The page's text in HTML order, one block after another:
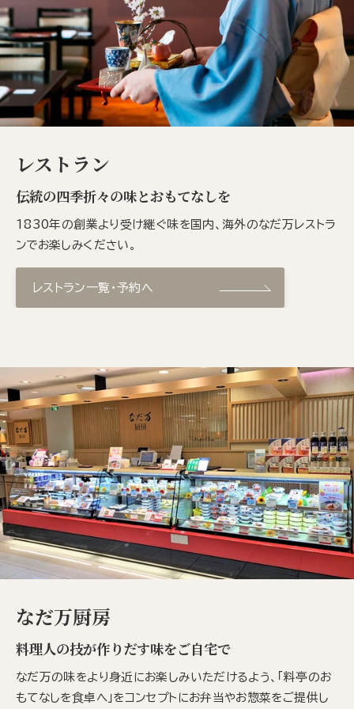
レストラン
伝統の四季折々の味とおもてなしを
1830年の創業より受け継ぐ味を国内、海外のなだ万レストラ
ンでお楽しみください。
レストラン一覧・予約へ
なだ万厨房
料理人の技が作りだす味をご自宅で
なだ万の味をより身近にお楽しみいただけるよう、「料亭のお
もてなしを食卓へ」をコンセプトにお弁当やお惣菜をご提供し